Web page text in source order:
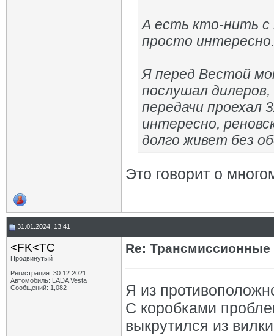
А есть кто-нить с
просто интересно.
Я перед Вестой
послушал
передачи проехал
интересно,
долго живет без
Это говорит о
31.01.2024, 13:41
<FK<TC
Продвинутый
Регистрация: 30.12.2021
Автомобиль: LADA Vesta
Сообщений: 1,082
Re:
Я из
С коробками
выкрутился из